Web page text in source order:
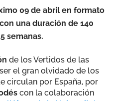
09 de abril en formato
una duración de 140
semanas.
de los Vertidos de las
el gran olvidado de los
circulan por España, por
con la colaboración